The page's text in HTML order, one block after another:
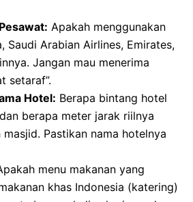
Apakah menggunakan
Saudi Arabian Airlines, Emirates,
Jangan mau menerima
setaraf”.
Hotel: Berapa bintang hotel
berapa meter jarak riilnya
Pastikan nama hotelnya
menu makanan yang
khas Indonesia (katering)